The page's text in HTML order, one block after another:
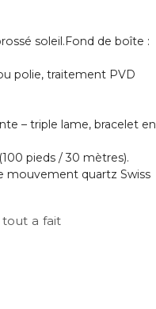
soleil.Fond de boîte :
polie, traitement PVD
– triple lame, bracelet en
pieds / 30 mètres).
mouvement quartz Swiss
tout a fait